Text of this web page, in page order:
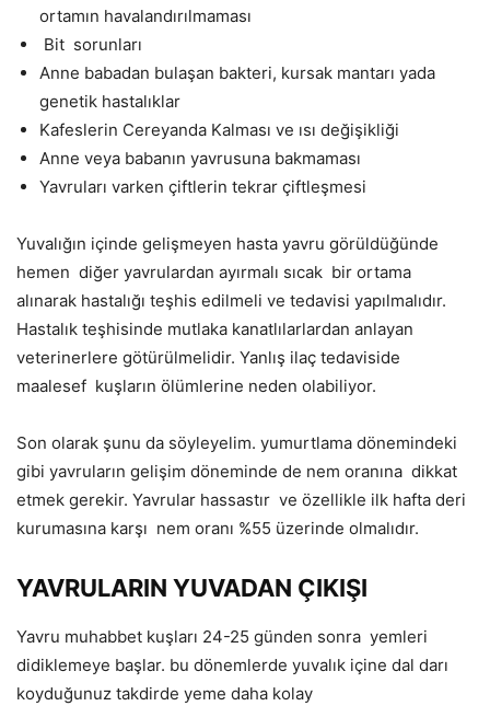
ortamın havalandırılmaması
Bit sorunları
Anne babadan bulaşan bakteri, kursak mantarı yada
genetik hastalıklar
Kafeslerin Cereyanda Kalması ve ısı değişikliği
Anne veya babanın yavrusuna bakmaması
Yavruları varken çiftlerin tekrar çiftleşmesi
Yuvalığın içinde gelişmeyen hasta yavru görüldüğünde
hemen diğer yavrulardan ayırmalı sıcak bir ortama
alınarak hastalığı teşhis edilmeli ve tedavisi yapılmalıdır.
Hastalık teşhisinde mutlaka kanatlılarlardan anlayan
veterinerlere götürülmelidir. Yanlış ilaç tedaviside
maalesef kuşların ölümlerine neden olabiliyor.
Son olarak şunu da söyleyelim. yumurtlama dönemindeki
gibi yavruların gelişim döneminde de nem oranına dikkat
etmek gerekir. Yavrular hassastır ve özellikle ilk hafta deri
kurumasına karşı nem oranı %55 üzerinde olmalıdır.
YAVRULARIN YUVADAN ÇIKIŞI
Yavru muhabbet kuşları 24-25 günden sonra yemleri
didiklemeye başlar. bu dönemlerde yuvalık içine dal darı
koyduğunuz takdirde yeme daha kolay